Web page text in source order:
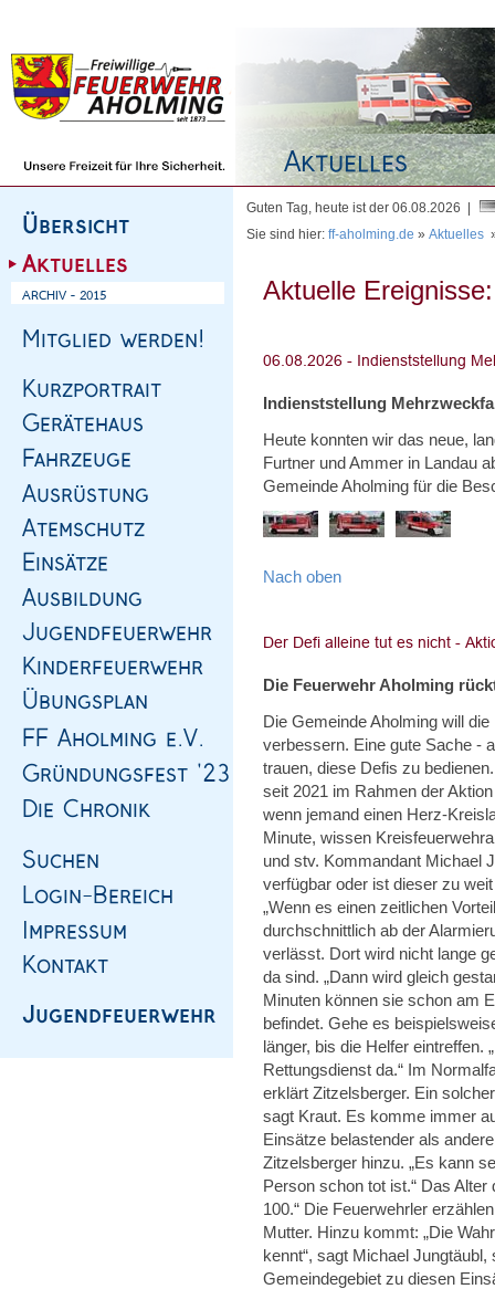
Guten Tag, heute ist der 06.08.2026 |
Sie sind hier: ff-aholming.de » Aktuelles
Aktuelle Ereignisse:
Indienststellung
Heute konnten wir das neue,
Furtner und Ammer in Landau
Gemeinde Aholming für die
Nach oben
Die Feuerwehr Aholming
Die Gemeinde Aholming will
verbessern. Eine gute Sache -
trauen, diese Defis zu
seit 2021 im Rahmen der
wenn jemand einen Herz-
Minute, wissen
und stv. Kommandant Michael
verfügbar oder ist dieser zu
„Wenn es einen zeitlichen
durchschnittlich ab der
verlässt. Dort wird nicht lange
da sind. „Dann wird gleich
Minuten können sie schon am
befindet. Gehe es
länger, bis die Helfer eintreffen.
Rettungsdienst da.“ Im
erklärt Zitzelsberger. Ein
sagt Kraut. Es komme immer
Einsätze belastender als
Zitzelsberger hinzu. „Es kann
Person schon tot ist.“ Das
100.“ Die Feuerwehrler
Mutter. Hinzu kommt: „Die
kennt“, sagt Michael
Gemeindegebiet zu diesen